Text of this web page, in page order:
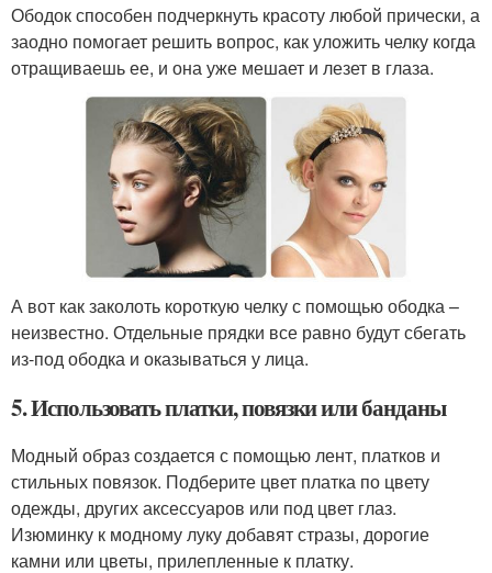
Ободок способен подчеркнуть красоту любой прически, а
заодно помогает решить вопрос, как уложить челку когда
отращиваешь ее, и она уже мешает и лезет в глаза.
А вот как заколоть короткую челку с помощью ободка –
неизвестно. Отдельные прядки все равно будут сбегать
из-под ободка и оказываться у лица.
5. Использовать платки, повязки или банданы
Модный образ создается с помощью лент, платков и
стильных повязок. Подберите цвет платка по цвету
одежды, других аксессуаров или под цвет глаз.
Изюминку к модному луку добавят стразы, дорогие
камни или цветы, прилепленные к платку.